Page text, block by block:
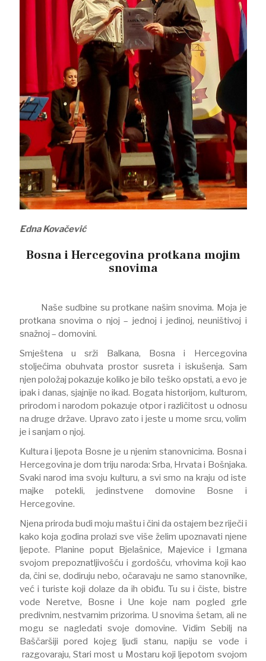
Edna Kovačević
Bosna i Hercegovina protkana mojim
snovima
Naše sudbine su protkane našim snovima. Moja je
protkana snovima o njoj – jednoj i jedinoj, neuništivoj i
snažnoj – domovini.
Smještena u srži Balkana, Bosna i Hercegovina
stoljećima obuhvata prostor susreta i iskušenja. Sam
njen položaj pokazuje koliko je bilo teško opstati, a evo je
ipak i danas, sjajnije no ikad. Bogata historijom, kulturom,
prirodom i narodom pokazuje otpor i različitost u odnosu
na druge države. Upravo zato i jeste u mome srcu, volim
je i sanjam o njoj.
Kultura i ljepota Bosne je u njenim stanovnicima. Bosna i
Hercegovina je dom triju naroda: Srba, Hrvata i Bošnjaka.
Svaki narod ima svoju kulturu, a svi smo na kraju od iste
majke potekli, jedinstvene domovine Bosne i
Hercegovine.
Njena priroda budi moju maštu i čini da ostajem bez riječi i
kako koja godina prolazi sve više želim upoznavati njene
ljepote. Planine poput Bjelašnice, Majevice i Igmana
svojom prepoznatljivošću i gordošću, vrhovima koji kao
da, čini se, dodiruju nebo, očaravaju ne samo stanovnike,
već i turiste koji dolaze da ih obiđu. Tu su i čiste, bistre
vode Neretve, Bosne i Une koje nam pogled grle
predivnim, nestvarnim prizorima. U snovima šetam, ali ne
mogu se nagledati svoje domovine. Vidim Sebilj na
Baščaršiji pored kojeg ljudi stanu, napiju se vode i
razgovaraju, Stari most u Mostaru koji ljepotom svojom